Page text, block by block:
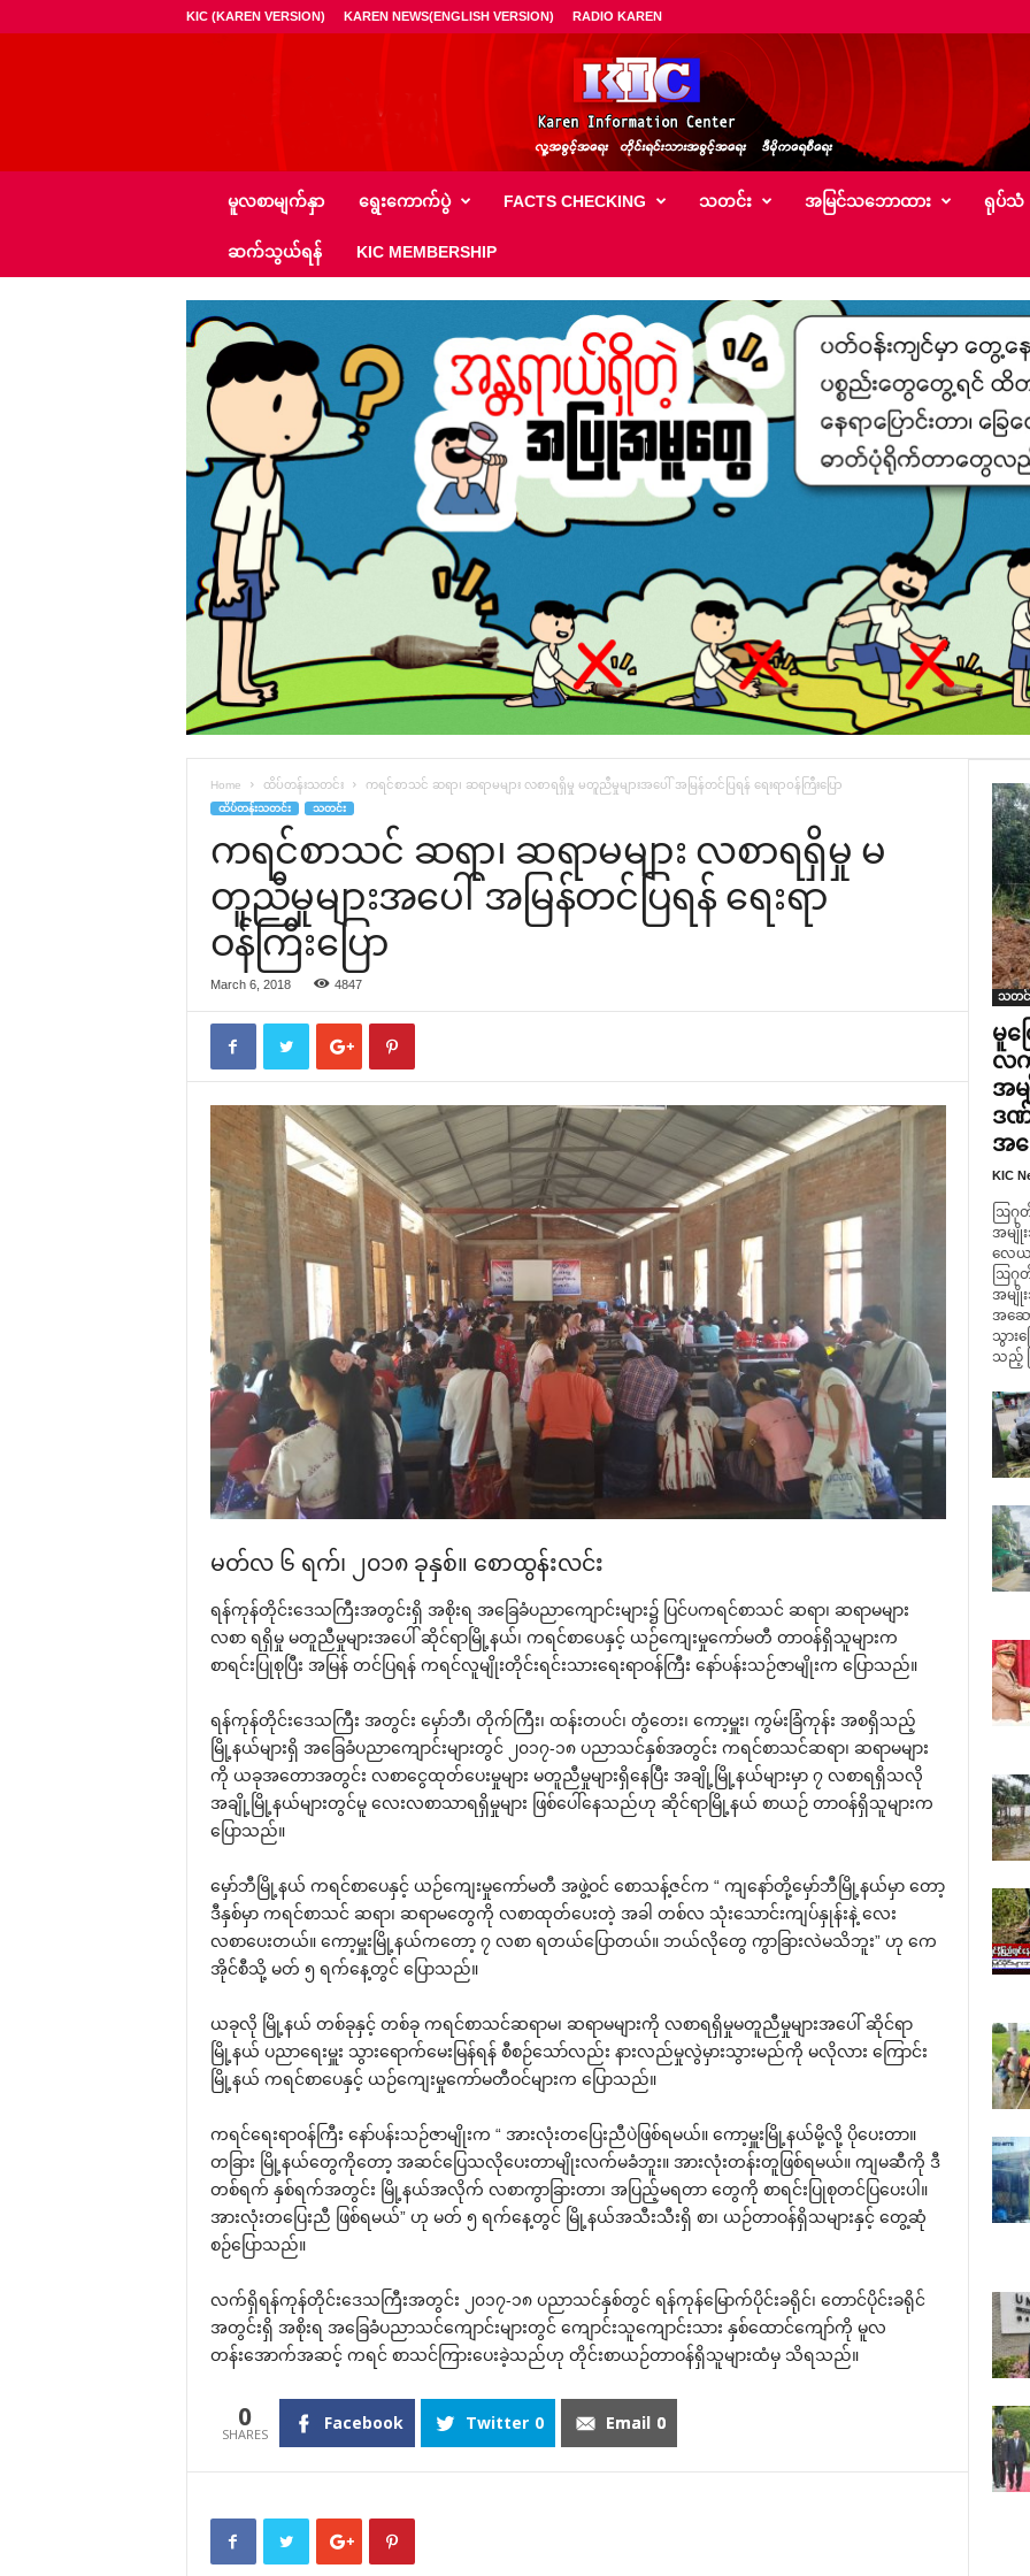
KIC (KAREN VERSION) KAREN NEWS(ENGLISH VERSION) RADIO KAREN
–
မူလစာမျက်နှာ ရွေး‌ကောက်ပွဲ FACTS CHECKING သတင်း အမြင်သ‌ဘောထား ရုပ်သံ
ဆက်သွယ်ရန် KIC MEMBERSHIP
Home ထိပ်တန်းသတင်း ကရင်စာသင် ဆရာ၊ ဆရာမများ လစာရရှိမှု မတူညီမှုများအ‌ပေါ် အမြန်တင်ပြရန် ‌ရေးရာဝန်ကြီး‌ပြော
ထိပ်တန်းသတင်း သတင်း
ကရင်စာသင် ဆရာ၊ ဆရာမများ လစာရရှိမှု မ
တူညီမှုများအ‌ပေါ် အမြန်တင်ပြရန် ‌ရေးရာ
ဝန်ကြီး‌ပြော
March 6, 2018 4847
မတ်လ ၆ ရက်၊ ၂၀၁၈ ခုနှစ်။ ‌စောထွန်းလင်း
ရန်ကုန်တိုင်း‌ဒေသကြီးအတွင်းရှိ အစိုးရ အ‌ခြေခံပညာ‌ကျောင်းများ၌ ပြင်ပကရင်စာသင် ဆရာ၊ ဆရာမများ
လစာ ရရှိမှု မတူညီမှုများအ‌ပေါ် ဆိုင်ရာမြို့နယ်၊ ကရင်စာ‌ပေနှင့် ယဉ်‌ကျေးမှု‌ကော်မတီ တာဝန်ရှိသူများက
စာရင်းပြုစုပြီး အမြန် တင်ပြရန် ကရင်လူမျိုးတိုင်းရင်းသား‌ရေးရာဝန်ကြီး ‌နော်ပန်းသဉ်ဇာမျိုးက ‌ပြောသည်။
ရန်ကုန်တိုင်း‌ဒေသကြီး အတွင်း ‌မှော်ဘီ၊ တိုက်ကြီး၊ ထန်းတပင်၊ တွံ‌တေး၊ ‌ကော့မှူး၊ ကွမ်းခြံကုန်း အစရှိသည့်
မြို့နယ်များရှိ အ‌ခြေခံပညာ‌ကျောင်းများတွင် ၂၀၁၇-၁၈ ပညာသင်နှစ်အတွင်း ကရင်စာသင်ဆရာ၊ ဆရာမများ
ကို ယခုအ‌တောအတွင်း လစာ‌ငွေထုတ်‌ပေးမှုများ မတူညီမှုများရှိ‌နေပြီး အချို့မြို့နယ်များမှာ ၇ လစာရရှိသလို
အချို့မြို့နယ်များတွင်မူ ‌လေးလစာသာရရှိမှုများ ဖြစ်‌ပေါ်‌နေသည်ဟု ဆိုင်ရာမြို့နယ် စာယဉ် တာဝန်ရှိသူများက
‌ပြောသည်။
‌မှော်ဘီမြို့နယ် ကရင်စာ‌ပေနှင့် ယဉ်‌ကျေးမှု‌ကော်မတီ အဖွဲ့ဝင် ‌စောသန့်ဇင်က “ ကျ‌နော်တို့‌မှော်ဘီမြို့နယ်မှာ ‌တော့
ဒီနှစ်မှာ ကရင်စာသင် ဆရာ၊ ဆရာမ‌တွေကို လစာထုတ်‌ပေးတဲ့ အခါ တစ်လ သုံး‌သောင်းကျပ်နှုန်းနဲ့ ‌လေး
လစာ‌ပေးတယ်။ ‌ကော့မှူးမြို့နယ်က‌တော့ ၇ လစာ ရတယ်‌ပြောတယ်။ ဘယ်လို‌တွေ ကွာခြားလဲမသိဘူး” ဟု ‌ကေ
အိုင်စီသို့ မတ် ၅ ရက်‌နေ့တွင် ‌ပြောသည်။
ယခုလို မြို့နယ် တစ်ခုနှင့် တစ်ခု ကရင်စာသင်ဆရာမ၊ ဆရာမများကို လစာရရှိမှုမတူညီမှုများအ‌ပေါ် ဆိုင်ရာ
မြို့နယ် ပညာ‌ရေးမှူး သွား‌ရောက်‌မေးမြန်ရန် စီစဉ်‌သော်လည်း နားလည်မှုလွဲမှားသွားမည်ကို မလိုလား ‌ကြောင်း
မြို့နယ် ကရင်စာ‌ပေနှင့် ယဉ်‌ကျေးမှု‌ကော်မတီဝင်များက ‌ပြောသည်။
ကရင်‌ရေးရာဝန်ကြီး ‌နော်ပန်းသဉ်ဇာမျိုးက “ အားလုံးတ‌ပြေးညီပဲဖြစ်ရမယ်။ ‌ကော့မှူးမြို့နယ်မို့လို့ ပို‌ပေးတာ။
တခြား မြို့နယ်‌တွေကို‌တော့ အဆင်‌ပြေသလို‌ပေးတာမျိုးလက်မခံဘူး။ အားလုံးတန်းတူဖြစ်ရမယ်။ ကျမဆီကို ဒီ
တစ်ရက် နှစ်ရက်အတွင်း မြို့နယ်အလိုက် လစာကွာခြားတာ၊ အပြည့်မရတာ ‌တွေကို စာရင်းပြုစုတင်ပြ‌ပေးပါ။
အားလုံးတ‌ပြေးညီ ဖြစ်ရမယ်” ဟု မတ် ၅ ရက်‌နေ့တွင် မြို့နယ်အသီးသီးရှိ စာ၊ ယဉ်တာဝန်ရှိသများနှင့် ‌တွေ့ဆုံ
စဉ်‌ပြောသည်။
လက်ရှိရန်ကုန်တိုင်း‌ဒေသကြီးအတွင်း ၂၀၁၇-၁၈ ပညာသင်နှစ်တွင် ရန်ကုန်‌မြောက်ပိုင်းခရိုင်၊ ‌တောင်ပိုင်းခရိုင်
အတွင်းရှိ အစိုးရ အ‌ခြေခံပညာသင်‌ကျောင်းများတွင် ‌ကျောင်းသူ‌ကျောင်းသား နှစ်‌ထောင်‌ကျော်ကို မူလ
တန်း‌အောက်အဆင့် ကရင် စာသင်ကြား‌ပေးခဲ့သည်ဟု တိုင်းစာယဉ်တာဝန်ရှိသူများထံမှ သိရသည်။
0 Facebook Twitter 0 Email 0
သတင်
မူတ
လက်
အမ
ဒဏ်
အဆ
KIC
ဩဂုတ်
အမျို
လေယ
ဩဂု
အမျိုး
အဆေ
သွား
သည့်